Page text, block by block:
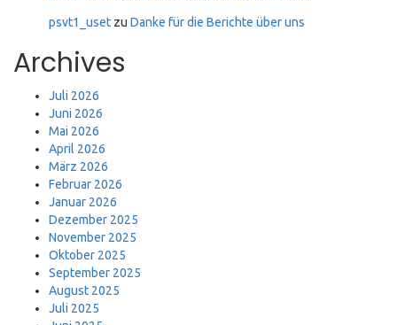
psvt1_uset zu Danke für die Berichte über uns
Archives
Juli 2026
Juni 2026
Mai 2026
April 2026
März 2026
Februar 2026
Januar 2026
Dezember 2025
November 2025
Oktober 2025
September 2025
August 2025
Juli 2025